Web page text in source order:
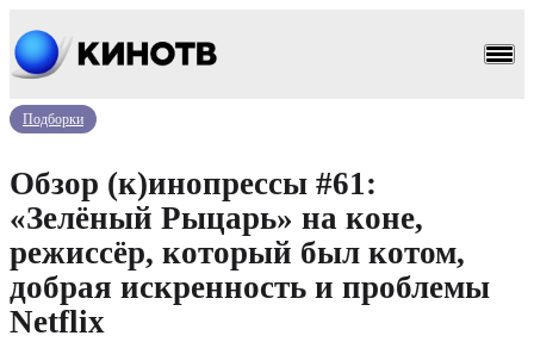
Подборки
Обзор (к)инопрессы #61:
«Зелёный Рыцарь» на коне,
режиссёр, который был котом,
добрая искренность и проблемы
Netflix